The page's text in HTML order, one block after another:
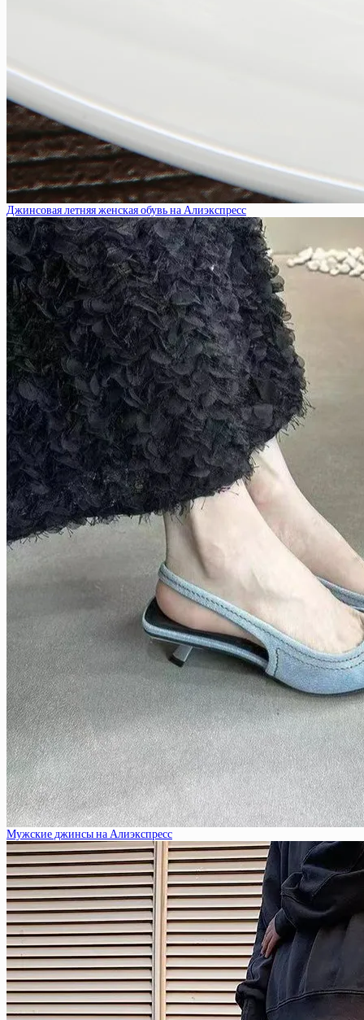
Джинсовая летняя женская обувь на Алиэкспресс
Мужские джинсы на Алиэкспресс